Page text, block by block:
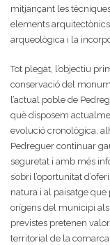
mitjançant les
elements
arqueològica i la
Tot plegat, l’objectiu
conservació del
l’actual poble de
què disposem
evolució cronològica,
Pedreguer continuar
seguretat i amb més
s’obri l’oportunitat
natura i al paisatge
orígens del municipi
previstes pretenen
territorial de la comarca